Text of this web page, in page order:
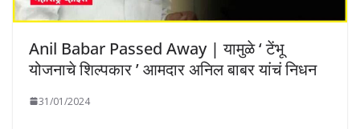
Anil Babar Passed Away | यामुळे ‘ टेंभू
योजनाचे शिल्पकार ’ आमदार अनिल बाबर यांचं निधन
31/01/2024